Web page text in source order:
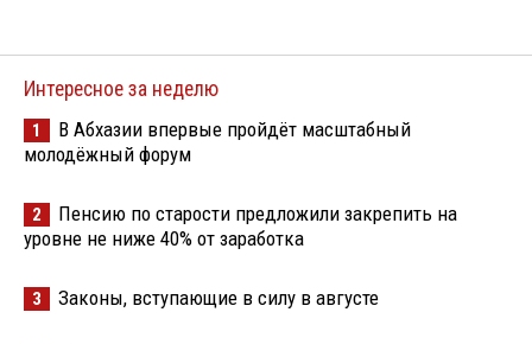
Интересное за неделю
1
В Абхазии впервые пройдёт масштабный
молодёжный форум
2
Пенсию по старости предложили закрепить на
уровне не ниже 40% от заработка
3 Законы, вступающие в силу в августе